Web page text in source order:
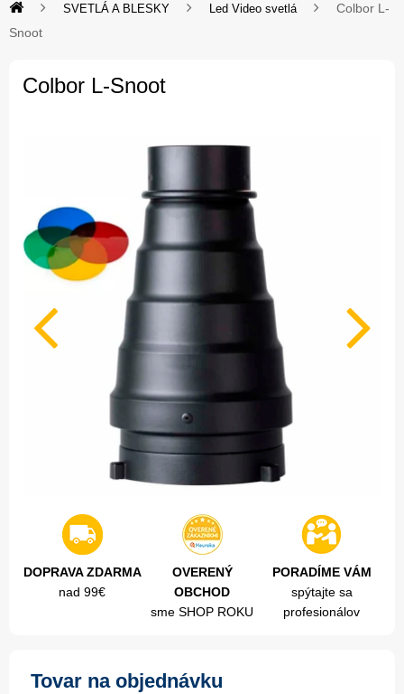
SVETLÁ A BLESKY Led Video svetlá
Colbor L-
Snoot
Colbor L-Snoot
DOPRAVA ZDARMA
nad 99€
OVERENÝ
OBCHOD
sme SHOP ROKU
PORADÍME VÁM
spýtajte sa
profesionálov
Tovar na objednávku